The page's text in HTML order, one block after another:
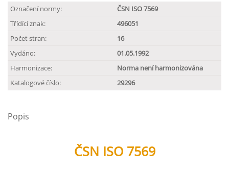
Označení normy:
ČSN ISO 7569
Třídící znak:
496051
Počet stran:
16
Vydáno:
01.05.1992
Harmonizace:
Norma není harmonizována
Katalogové číslo:
29296
Popis
ČSN ISO 7569